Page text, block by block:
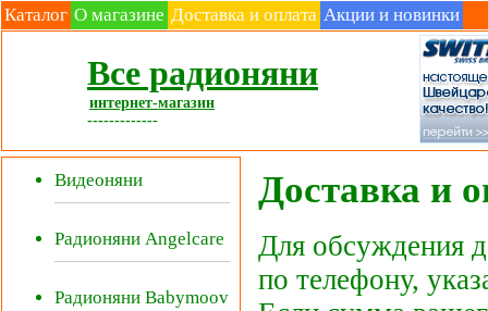
Каталог О магазине Доставка и оплата Акции и новинки
Все радионяни
интернет-магазин
-------------
Видеоняни
Радионяни Angelcare
Радионяни Babymoov
Доставка и
Для обсуждения
по телефону,